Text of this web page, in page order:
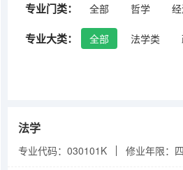
专业门类： 全部 哲学
专业大类： 全部 法学类
法学
专业代码：030101K 修业年限：